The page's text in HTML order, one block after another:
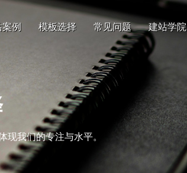
案例 模板选择 常见问题 建站学院
现我们的专注与水平。